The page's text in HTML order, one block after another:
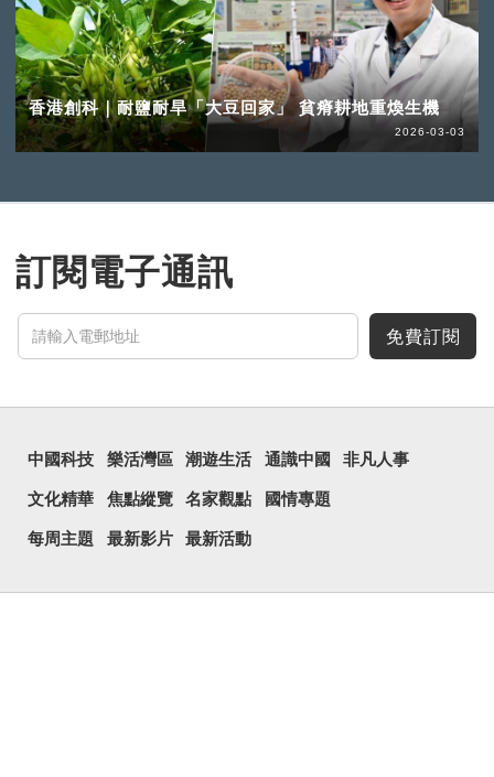
香港創科｜耐鹽耐旱「大豆回家」 貧瘠耕地重煥生機
2026-03-03
訂閱電子通訊
免費訂閱
中國科技 樂活灣區 潮遊生活 通識中國 非凡人事
文化精華 焦點縱覽 名家觀點 國情專題
每周主題 最新影片 最新活動